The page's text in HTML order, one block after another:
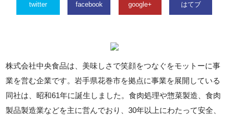
twitter facebook google+ はてブ
株式会社中央食品は、美味しさで笑顔をつなぐをモットーに事
業を営む企業です。岩手県花巻市を拠点に事業を展開している
同社は、昭和61年に誕生しました。食肉処理や惣菜製造、食肉
製品製造業などを主に営んでおり、30年以上にわたって安全、